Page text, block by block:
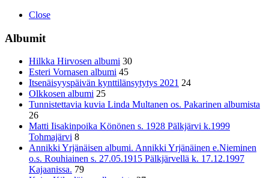
Close
Albumit
Hilkka Hirvosen albumi 30
Esteri Vornasen albumi 45
Itsenäisyyspäivän kynttilänsytytys 2021 24
Olkkosen albumi 25
Tunnistettavia kuvia Linda Multanen os. Pakarinen albumista
26
Matti Iisakinpoika Könönen s. 1928 Pälkjärvi k.1999
Tohmajärvi 8
Annikki Yrjänäisen albumi. Annikki Yrjänäinen e.Nieminen
o.s. Rouhiainen s. 27.05.1915 Pälkjärvellä k. 17.12.1997
Kajaanissa. 79